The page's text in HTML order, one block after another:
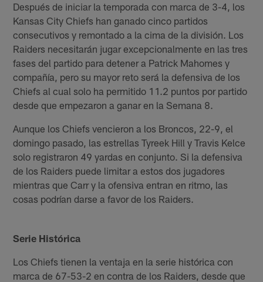
Después de iniciar la temporada con marca de 3-4, los
Kansas City Chiefs han ganado cinco partidos
consecutivos y remontado a la cima de la división. Los
Raiders necesitarán jugar excepcionalmente en las tres
fases del partido para detener a Patrick Mahomes y
compañía, pero su mayor reto será la defensiva de los
Chiefs al cual solo ha permitido 11.2 puntos por partido
desde que empezaron a ganar en la Semana 8.
Aunque los Chiefs vencieron a los Broncos, 22-9, el
domingo pasado, las estrellas Tyreek Hill y Travis Kelce
solo registraron 49 yardas en conjunto. Si la defensiva
de los Raiders puede limitar a estos dos jugadores
mientras que Carr y la ofensiva entran en ritmo, las
cosas podrían darse a favor de los Raiders.
Serie Histórica
Los Chiefs tienen la ventaja en la serie histórica con
marca de 67-53-2 en contra de los Raiders, desde que